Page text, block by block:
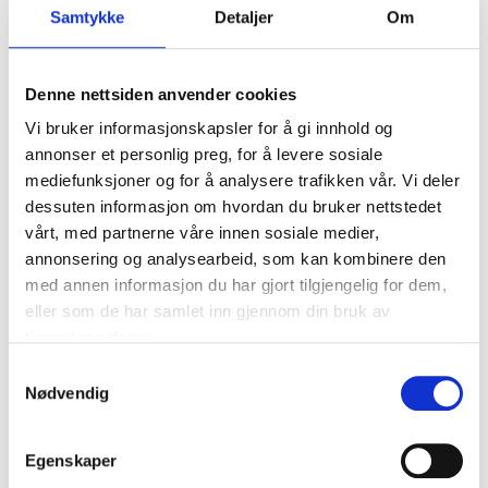
Samtykke Detaljer Om
Denne nettsiden anvender cookies
Vi bruker informasjonskapsler for å gi innhold og
annonser et personlig preg, for å levere sosiale
mediefunksjoner og for å analysere trafikken vår. Vi deler
dessuten informasjon om hvordan du bruker nettstedet
vårt, med partnerne våre innen sosiale medier,
annonsering og analysearbeid, som kan kombinere den
med annen informasjon du har gjort tilgjengelig for dem,
eller som de har samlet inn gjennom din bruk av
Nødvendig
Egenskaper
21-783
Størrelse XL
169 ,-